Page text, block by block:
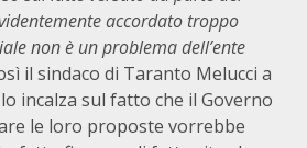
accordato troppo
non è un problema dell’ente
il sindaco di Taranto Melucci a
incalza sul fatto che il Governo
le loro proposte vorrebbe